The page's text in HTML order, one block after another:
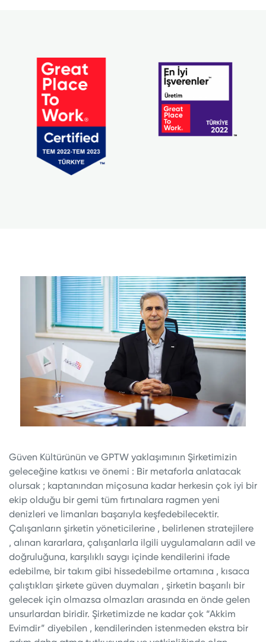
Güven Kültürünün ve GPTW yaklaşımının Şirketimizin
geleceğine katkısı ve önemi : Bir metaforla anlatacak
olursak ; kaptanından miçosuna kadar herkesin çok iyi bir
ekip olduğu bir gemi tüm fırtınalara ragmen yeni
denizleri ve limanları başarıyla keşfedebilecektir.
Çalışanların şirketin yöneticilerine , belirlenen stratejilere
, alınan kararlara, çalışanlarla ilgili uygulamaların adil ve
doğruluğuna, karşılıklı saygı içinde kendilerini ifade
edebilme, bir takım gibi hissedebilme ortamına , kısaca
çalıştıkları şirkete güven duymaları , şirketin başarılı bir
gelecek için olmazsa olmazları arasında en önde gelen
unsurlardan biridir. Şirketimizde ne kadar çok “Akkim
Evimdir” diyebilen , kendilerinden istenmeden ekstra bir